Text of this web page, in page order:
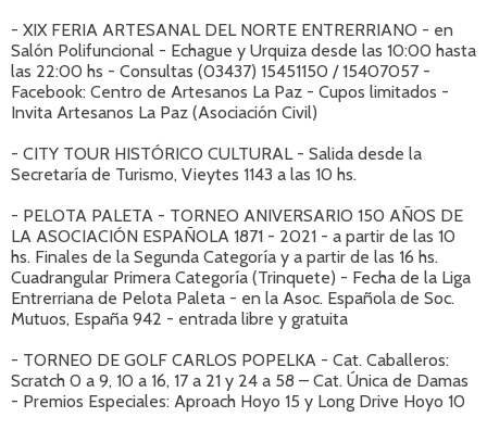
- XIX FERIA ARTESANAL DEL NORTE ENTRERRIANO - en
Salón Polifuncional - Echague y Urquiza desde las 10:00 hasta
las 22:00 hs - Consultas (03437) 15451150 / 15407057 -
Facebook: Centro de Artesanos La Paz - Cupos limitados -
Invita Artesanos La Paz (Asociación Civil)
- CITY TOUR HISTÓRICO CULTURAL - Salida desde la
Secretaría de Turismo, Vieytes 1143 a las 10 hs.
- PELOTA PALETA - TORNEO ANIVERSARIO 150 AÑOS DE
LA ASOCIACIÓN ESPAÑOLA 1871 - 2021 - a partir de las 10
hs. Finales de la Segunda Categoría y a partir de las 16 hs.
Cuadrangular Primera Categoría (Trinquete) - Fecha de la Liga
Entrerriana de Pelota Paleta - en la Asoc. Española de Soc.
Mutuos, España 942 - entrada libre y gratuita
- TORNEO DE GOLF CARLOS POPELKA - Cat. Caballeros:
Scratch 0 a 9, 10 a 16, 17 a 21 y 24 a 58 – Cat. Única de Damas
- Premios Especiales: Aproach Hoyo 15 y Long Drive Hoyo 10